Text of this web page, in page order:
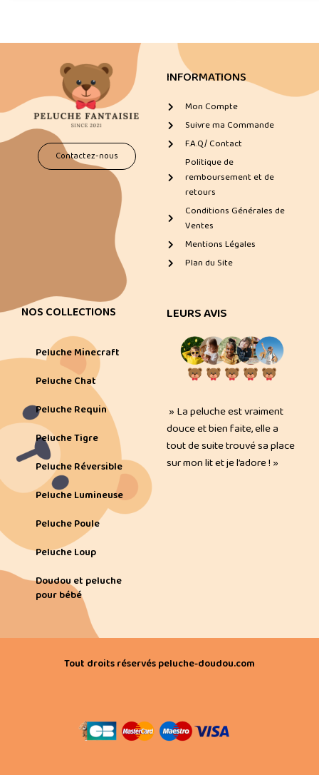
Contactez-nous
INFORMATIONS
Mon Compte
Suivre ma Commande
F.A.Q/ Contact
Politique de
remboursement et de
retours
Conditions Générales de
Ventes
Mentions Légales
Plan du Site
NOS COLLECTIONS
Peluche Minecraft
Peluche Chat
Peluche Requin
Peluche Tigre
Peluche Réversible
Peluche Lumineuse
Peluche Poule
Peluche Loup
Doudou et peluche
pour bébé
LEURS AVIS
» La peluche est vraiment
douce et bien faite, elle a
tout de suite trouvé sa place
sur mon lit et je l’adore ! »
Tout droits réservés peluche-doudou.com